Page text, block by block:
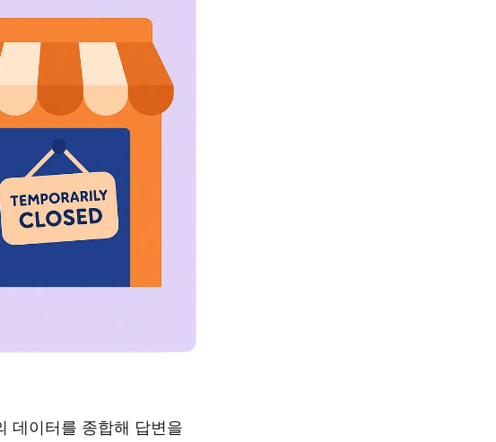
데이터를 종합해 답변을